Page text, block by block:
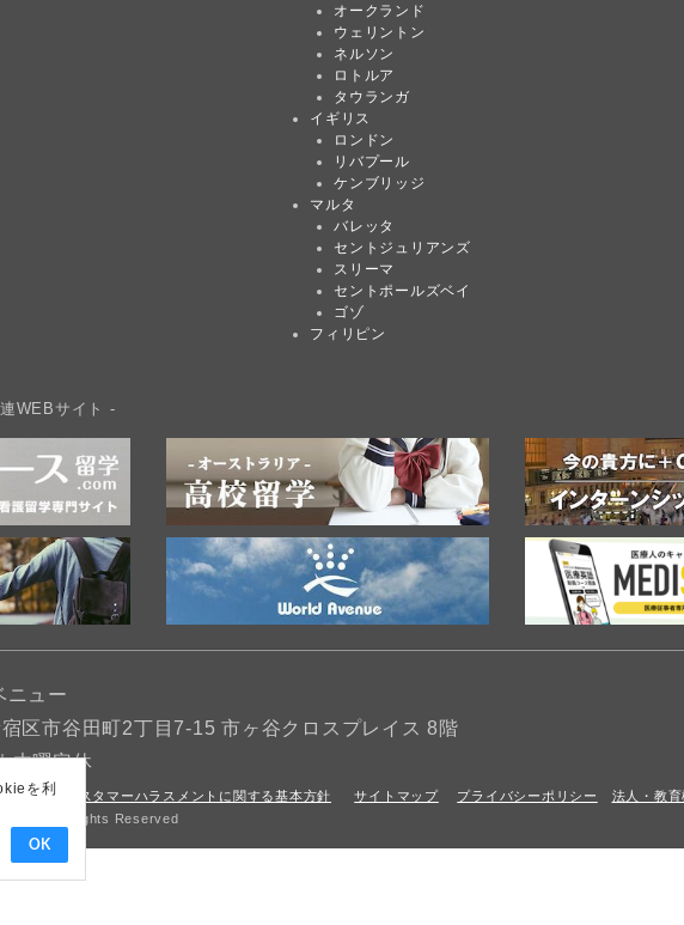
を利
OK
オークランド
ウェリントン
ネルソン
ロトルア
タウランガ
イギリス
ロンドン
リバプール
ケンブリッジ
マルタ
バレッタ
セントジュリアンズ
スリーマ
セントポールズベイ
ゴゾ
フィリピン
WEBサイト -
ニュー
区市谷田町2丁目7-15 市ヶ谷クロスプレイス 8階
木曜定休
約款 カスタマーハラスメントに関する基本方針 サイトマップ プライバシーポリシー
法人・教
All Rights Reserved